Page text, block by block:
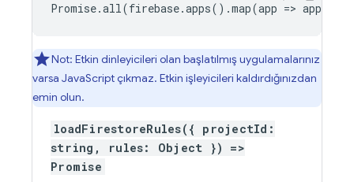
Promise.all(firebase.apps().map(app =>
Not: Etkin dinleyicileri olan başlatılmış uygulamalarınız
varsa JavaScript çıkmaz. Etkin işleyicileri kaldırdığınızdan
emin olun.
loadFirestoreRules({ projectId:
string, rules: Object }) =>
Promise